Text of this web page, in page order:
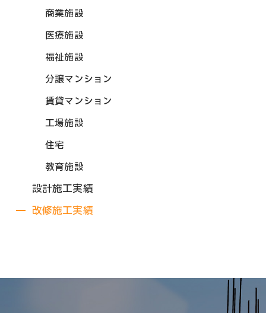
商業施設
医療施設
福祉施設
分譲マンション
賃貸マンション
工場施設
住宅
教育施設
設計施工実績
改修施工実績